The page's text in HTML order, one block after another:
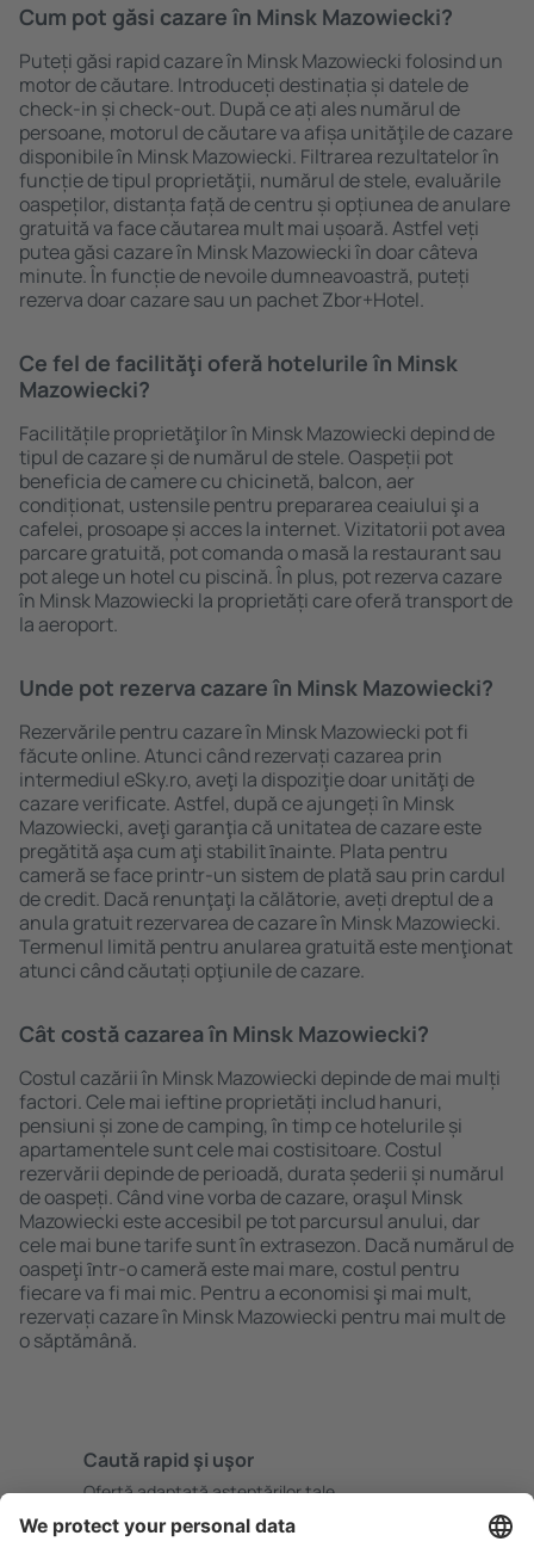
Cum pot găsi cazare în Minsk Mazowiecki?
Puteți găsi rapid cazare în Minsk Mazowiecki folosind un
motor de căutare. Introduceți destinația și datele de
check-in și check-out. După ce ați ales numărul de
persoane, motorul de căutare va afișa unităţile de cazare
disponibile în Minsk Mazowiecki. Filtrarea rezultatelor în
funcție de tipul proprietăţii, numărul de stele, evaluările
oaspeților, distanța față de centru și opțiunea de anulare
gratuită va face căutarea mult mai ușoară. Astfel veți
putea găsi cazare în Minsk Mazowiecki în doar câteva
minute. În funcție de nevoile dumneavoastră, puteți
rezerva doar cazare sau un pachet Zbor+Hotel.
Ce fel de facilităţi oferă hotelurile în Minsk
Mazowiecki?
Facilitățile proprietăţilor în Minsk Mazowiecki depind de
tipul de cazare și de numărul de stele. Oaspeții pot
beneficia de camere cu chicinetă, balcon, aer
condiționat, ustensile pentru prepararea ceaiului şi a
cafelei, prosoape și acces la internet. Vizitatorii pot avea
parcare gratuită, pot comanda o masă la restaurant sau
pot alege un hotel cu piscină. În plus, pot rezerva cazare
în Minsk Mazowiecki la proprietăți care oferă transport de
la aeroport.
Unde pot rezerva cazare în Minsk Mazowiecki?
Rezervările pentru cazare în Minsk Mazowiecki pot fi
făcute online. Atunci când rezervați cazarea prin
intermediul eSky.ro, aveţi la dispoziţie doar unităţi de
cazare verificate. Astfel, după ce ajungeți în Minsk
Mazowiecki, aveţi garanţia că unitatea de cazare este
pregătită aşa cum aţi stabilit ȋnainte. Plata pentru
cameră se face printr-un sistem de plată sau prin cardul
de credit. Dacă renunţaţi la călătorie, aveți dreptul de a
anula gratuit rezervarea de cazare în Minsk Mazowiecki.
Termenul limită pentru anularea gratuită este menţionat
atunci când căutați opţiunile de cazare.
Cât costă cazarea în Minsk Mazowiecki?
Costul cazării în Minsk Mazowiecki depinde de mai mulți
factori. Cele mai ieftine proprietăți includ hanuri,
pensiuni și zone de camping, în timp ce hotelurile și
apartamentele sunt cele mai costisitoare. Costul
rezervării depinde de perioadă, durata șederii și numărul
de oaspeți. Când vine vorba de cazare, oraşul Minsk
Mazowiecki este accesibil pe tot parcursul anului, dar
cele mai bune tarife sunt în extrasezon. Dacă numărul de
oaspeţi ȋntr-o cameră este mai mare, costul pentru
fiecare va fi mai mic. Pentru a economisi şi mai mult,
rezervați cazare în Minsk Mazowiecki pentru mai mult de
o săptămână.
Caută rapid şi uşor
Ofertă adaptată aşteptărilor tale.